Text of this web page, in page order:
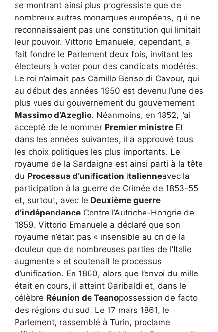
se montrant ainsi plus progressiste que de
nombreux autres monarques européens, qui ne
reconnaissaient pas une constitution qui limitait
leur pouvoir. Vittorio Emanuele, cependant, a
fait fondre le Parlement deux fois, invitant les
électeurs à voter pour des candidats modérés.
Le roi n’aimait pas Camillo Benso di Cavour, qui
au début des années 1950 est devenu l’une des
plus vues du gouvernement du gouvernement
Massimo d’Azeglio. Néanmoins, en 1852, j’ai
accepté de le nommer Premier ministre Et
dans les années suivantes, il a approuvé tous
les choix politiques les plus importants. Le
royaume de la Sardaigne est ainsi parti à la tête
du Processus d’unification italienneavec la
participation à la guerre de Crimée de 1853-55
et, surtout, avec le Deuxième guerre
d’indépendance Contre l’Autriche-Hongrie de
1859. Vittorio Emanuele a déclaré que son
royaume n’était pas « insensible au cri de la
douleur que de nombreuses parties de l’Italie
augmente » et soutenait le processus
d’unification. En 1860, alors que l’envoi du mille
était en cours, il atteint Garibaldi et, dans le
célèbre Réunion de Teanopossession de facto
des régions du sud. Le 17 mars 1861, le
Parlement, rassemblé à Turin, proclame